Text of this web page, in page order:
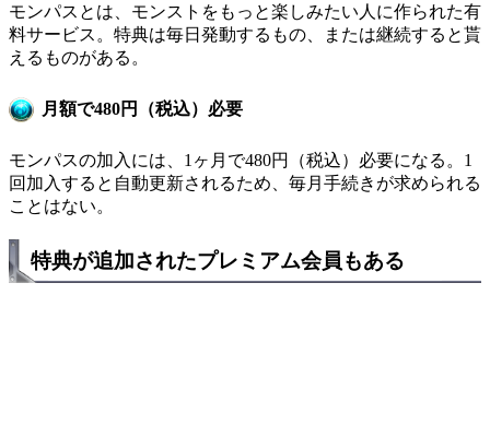
モンパスとは、モンストをもっと楽しみたい人に作られた有
料サービス。特典は毎日発動するもの、または継続すると貰
えるものがある。
月額で480円（税込）必要
モンパスの加入には、1ヶ月で480円（税込）必要になる。1
回加入すると自動更新されるため、毎月手続きが求められる
ことはない。
特典が追加されたプレミアム会員もある